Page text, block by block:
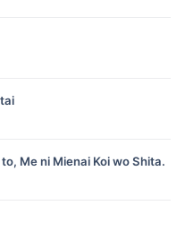
Me ni Mienai Koi wo Shita.